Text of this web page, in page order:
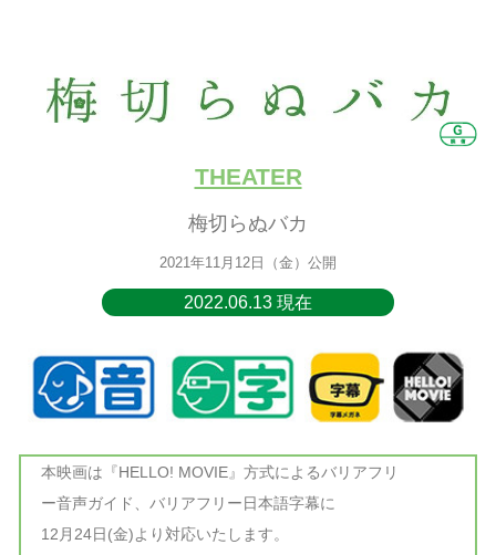
THEATER
梅切らぬバカ
2021年11月12日（金）公開
2022.06.13 現在
本映画は『HELLO! MOVIE』方式によるバリアフリ
ー音声ガイド、バリアフリー日本語字幕に
12月24日(金)より対応いたします。